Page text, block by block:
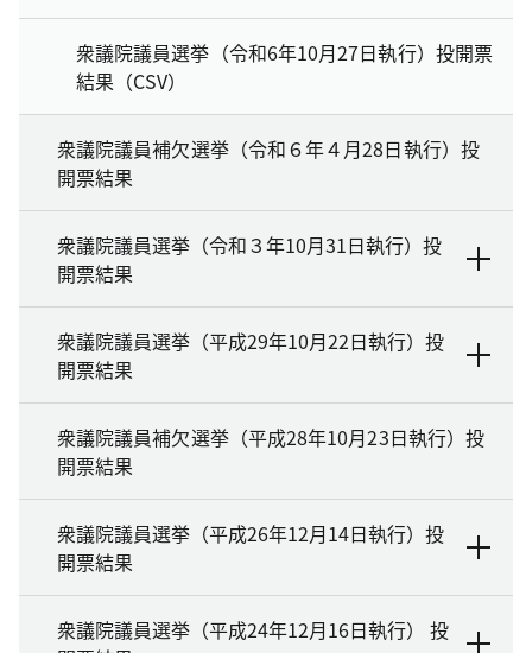
衆議院議員選挙（令和6年10月27日執行）投開票
結果（CSV）
衆議院議員補欠選挙（令和６年４月28日執行）投
開票結果
衆議院議員選挙（令和３年10月31日執行）投
開票結果
衆議院議員選挙（平成29年10月22日執行）投
開票結果
衆議院議員補欠選挙（平成28年10月23日執行）投
開票結果
衆議院議員選挙（平成26年12月14日執行）投
開票結果
衆議院議員選挙（平成24年12月16日執行） 投